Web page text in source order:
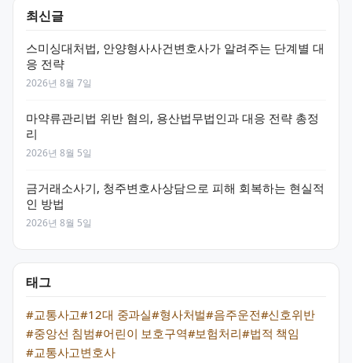
최신글
스미싱대처법, 안양형사사건변호사가 알려주는 단계별 대
응 전략
2026년 8월 7일
마약류관리법 위반 혐의, 용산법무법인과 대응 전략 총정
리
2026년 8월 5일
금거래소사기, 청주변호사상담으로 피해 회복하는 현실적
인 방법
2026년 8월 5일
태그
#교통사고#12대 중과실#형사처벌#음주운전#신호위반
#중앙선 침범#어린이 보호구역#보험처리#법적 책임
#교통사고변호사